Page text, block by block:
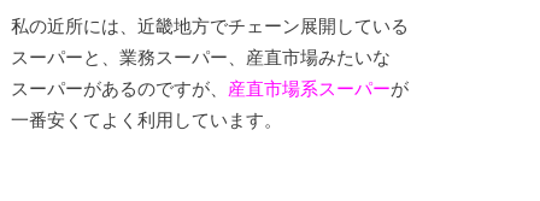
私の近所には、近畿地方でチェーン展開している
スーパーと、業務スーパー、産直市場みたいな
スーパーがあるのですが、 産直市場系スーパーが
一番安くてよく利用しています。